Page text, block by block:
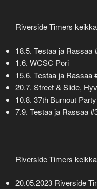
Riverside Timers
18.5. Testaa ja Rassaa
1.6. WCSC Pori
15.6. Testaa ja Rassaa
20.7. Street & Slide,
10.8. 37th Burnout Party
7.9. Testaa ja Rassaa
Riverside Timers
20.05.2023 Riverside